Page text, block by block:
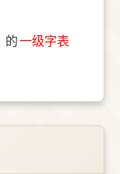
的一级字表